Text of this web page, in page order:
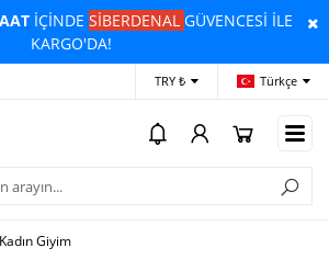
İÇİNDESİBERDENALGÜVENCESİ İLE
KARGO'DA!
TRY ₺ Türkçe
Kadın Giyim